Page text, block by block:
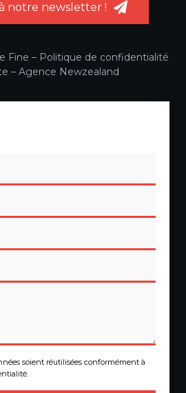
notre newsletter !
Fine – Politique de confidentialité
– Agence Newzealand
soient réutilisées conformément à